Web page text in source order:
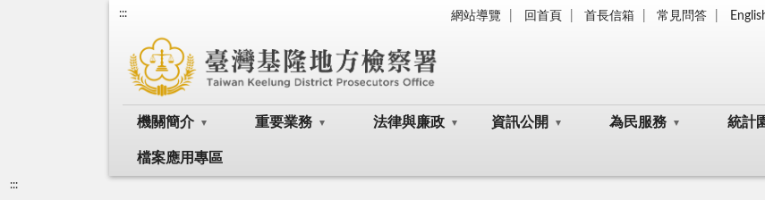
::: 網站導覽 回首頁 首長信箱 常見問答
機關簡介 重要業務 法律與廉政 資訊公開 為民服務 統計
檔案應用專區
:::